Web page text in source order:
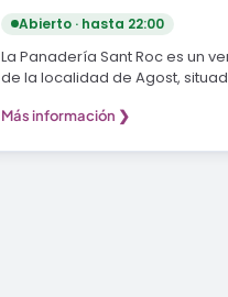
Abierto · hasta 22:00
La Panadería Sant Roc es un
de la localidad de Agost,
Más información ❯